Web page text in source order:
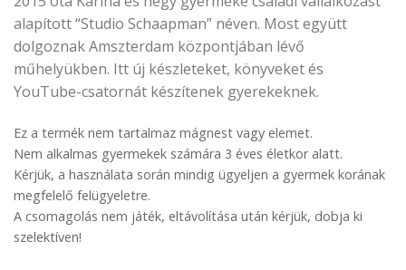
alapított “Studio Schaapman” néven. Most együtt
dolgoznak Amszterdam központjában lévő
műhelyükben. Itt új készleteket, könyveket és
YouTube-csatornát készítenek gyerekeknek.
Ez a termék nem tartalmaz mágnest vagy elemet.
Nem alkalmas gyermekek számára 3 éves életkor alatt.
Kérjük, a használata során mindig ügyeljen a gyermek korának
megfelelő felügyeletre.
A csomagolás nem játék, eltávolítása után kérjük, dobja ki
szelektíven!